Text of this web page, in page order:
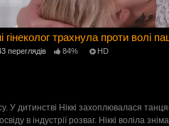
гінеколог трахнула проти волі
переглядів 84% HD
У дитинстві Ніккі захоплювалася
в індустрії розваг. Ніккі воліла